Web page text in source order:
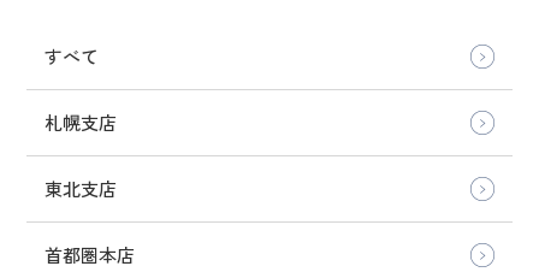
すべて
札幌支店
東北支店
首都圏本店